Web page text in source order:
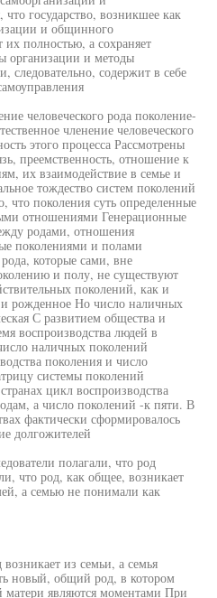
что государство, возникшее как
и общинного
их полностью, а сохраняет
организации и методы
следовательно, содержит в себе
человеческого рода поколение-
членение человеческого
этого процесса Рассмотрены
преемственность, отношение к
их взаимодействие в семье и
тождество систем поколений
что поколения суть определенные
отношениями Генерационные
родами, отношения
поколениями и полами
которые сами, вне
и полу, не существуют
поколений, как и
рожденное Но число наличных
С развитием общества и
воспроизводства людей в
наличных поколений
поколения и число
системы поколений
цикл воспроизводства
а число поколений -к пяти. В
фактически сформировалось
долгожителей
полагали, что род
что род, как общее, возникает
а семью не понимали как
из семьи, а семья
новый, общий род, в котором
являются моментами При